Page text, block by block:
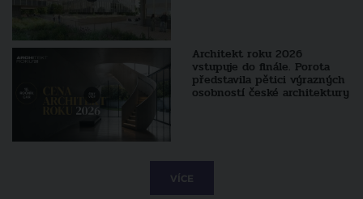
Architekt roku 2026
vstupuje do finále. Porota
představila pětici výrazných
osobností české architektury
VÍCE